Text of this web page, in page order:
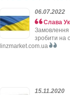
06.07.2022
Слава
зробити на
linzmarket.com.ua
15.11.2020